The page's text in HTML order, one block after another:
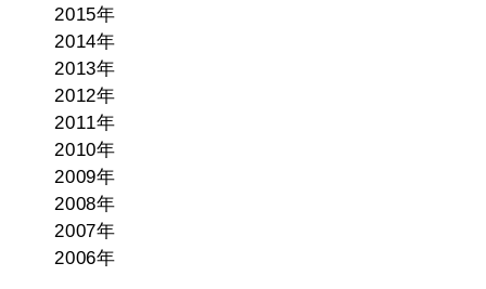
2015年
2014年
2013年
2012年
2011年
2010年
2009年
2008年
2007年
2006年